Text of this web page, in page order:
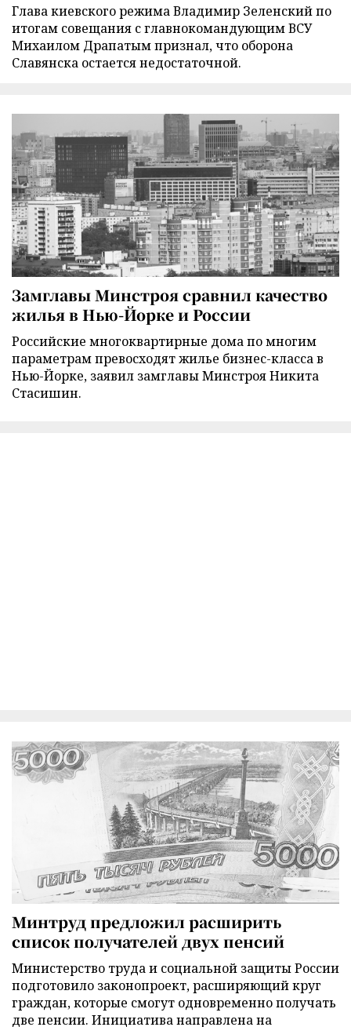
Глава киевского режима Владимир Зеленский по
итогам совещания с главнокомандующим ВСУ
Михаилом Драпатым признал, что оборона
Славянска остается недостаточной.
Замглавы Минстроя сравнил качество
жилья в Нью-Йорке и России
Российские многоквартирные дома по многим
параметрам превосходят жилье бизнес-класса в
Нью-Йорке, заявил замглавы Минстроя Никита
Стасишин.
Минтруд предложил расширить
список получателей двух пенсий
Министерство труда и социальной защиты России
подготовило законопроект, расширяющий круг
граждан, которые смогут одновременно получать
две пенсии. Инициатива направлена на